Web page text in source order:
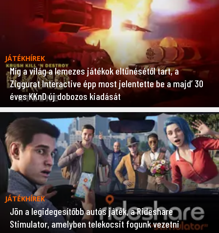
JÁTÉKHÍREK
Míg a világ a lemezes játékok eltűnésétől tart, a
Ziggurat Interactive épp most jelentette be a majd’ 30
éves KKnD új dobozos kiadását
JÁTÉKHÍREK
Jön a legidegesítőbb autós játék, a Rideshare
Stimulator, amelyben telekocsit fogunk vezetni